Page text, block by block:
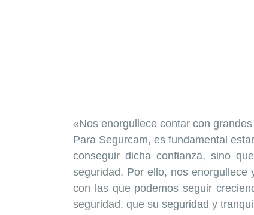
«Nos enorgullece contar con
Para Segurcam, es fundamental
conseguir dicha confianza, sino
seguridad. Por ello, nos
con las que podemos seguir
seguridad, que su seguridad y